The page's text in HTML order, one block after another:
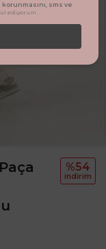
%54
i̇ndi̇ri̇m
sms ve
ediyorum.